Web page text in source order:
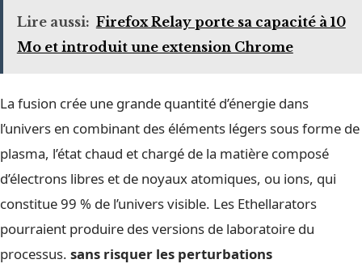
Lire aussi: Firefox Relay porte sa capacité à 10
Mo et introduit une extension Chrome
La fusion crée une grande quantité d’énergie dans
l’univers en combinant des éléments légers sous forme de
plasma, l’état chaud et chargé de la matière composé
d’électrons libres et de noyaux atomiques, ou ions, qui
constitue 99 % de l’univers visible. Les Ethellarators
pourraient produire des versions de laboratoire du
processus. sans risquer les perturbations